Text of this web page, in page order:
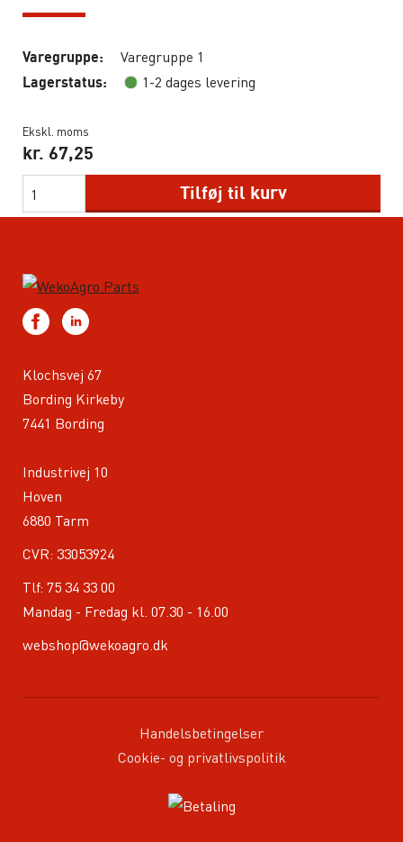
Varegruppe: Varegruppe 1
Lagerstatus: 1-2 dages levering
Ekskl. moms
kr. 67,25
Tilføj til kurv
Klochsvej 67
Bording Kirkeby
7441 Bording
Industrivej 10
Hoven
6880 Tarm
CVR: 33053924
Tlf: 75 34 33 00
Mandag - Fredag kl. 07.30 - 16.00
webshop@wekoagro.dk
Handelsbetingelser
Cookie- og privatlivspolitik